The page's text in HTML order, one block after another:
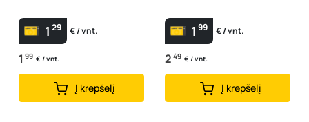
1 29 € / vnt.
1 99 € / vnt.
Į krepšelį
1 99 € / vnt.
2 49 € / vnt.
Į krepšelį